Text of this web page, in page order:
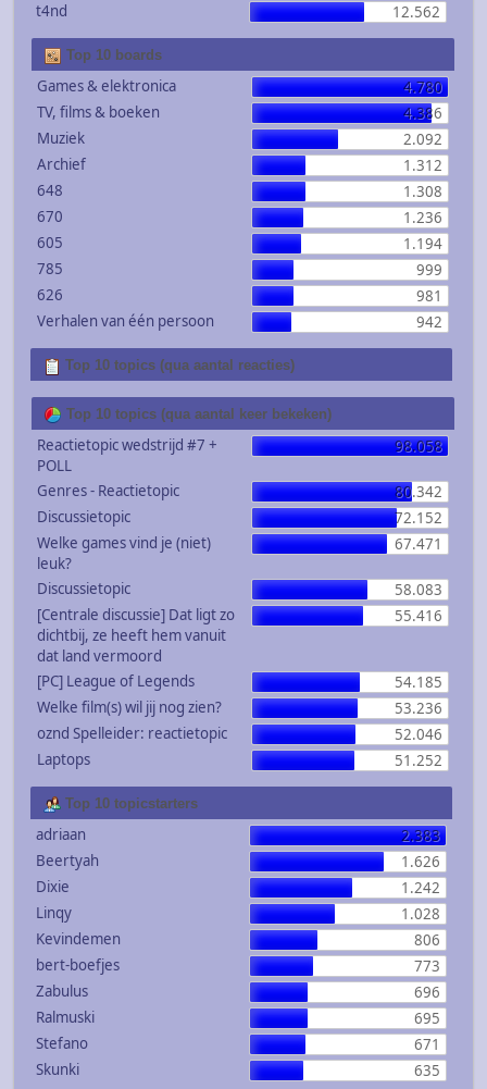
t4nd
12.562
Top 10 boards
Games & elektronica
4.780
TV, films & boeken
4.386
Muziek
2.092
Archief
1.312
648
1.308
670
1.236
605
1.194
785
999
626
981
Verhalen van één persoon
942
Top 10 topics (qua aantal reacties)
Top 10 topics (qua aantal keer bekeken)
Reactietopic wedstrijd #7 +
POLL
98.058
Genres - Reactietopic
80.342
Discussietopic
72.152
Welke games vind je (niet)
leuk?
67.471
Discussietopic
58.083
[Centrale discussie] Dat ligt zo
dichtbij, ze heeft hem vanuit
dat land vermoord
55.416
[PC] League of Legends
54.185
Welke film(s) wil jij nog zien?
53.236
oznd Spelleider: reactietopic
52.046
Laptops
51.252
Top 10 topicstarters
adriaan
2.383
Beertyah
1.626
Dixie
1.242
Linqy
1.028
Kevindemen
806
bert-boefjes
773
Zabulus
696
Ralmuski
695
Stefano
671
Skunki
635